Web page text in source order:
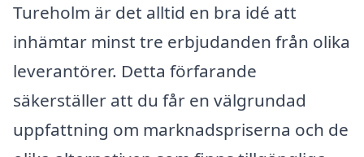
Tureholm är det alltid en bra idé att
inhämtar minst tre erbjudanden från olika
leverantörer. Detta förfarande
säkerställer att du får en välgrundad
uppfattning om marknadspriserna och de